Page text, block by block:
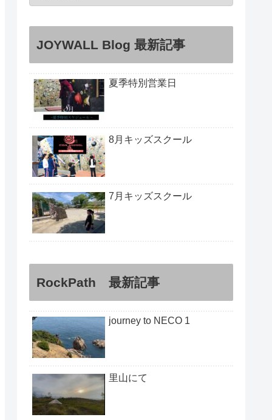
JOYWALL Blog 最新記事
夏季特別営業日
8月キッズスクール
7月キッズスクール
RockPath 最新記事
journey to NECO 1
里山にて